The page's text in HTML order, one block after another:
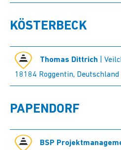
KÖSTERBECK
Thomas Dittrich |
18184 Roggentin, Deutschland
PAPENDORF
BSP